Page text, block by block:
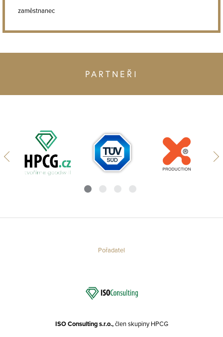
zaměstnanec
PARTNEŘI
Pořadatel
ISO Consulting s.r.o.,člen skupiny HPCG